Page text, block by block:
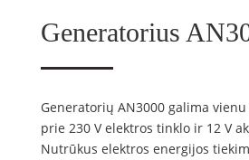
Generatorius
Generatorių AN3000 galima
prie 230 V elektros tinklo ir 12 V
Nutrūkus elektros energijos